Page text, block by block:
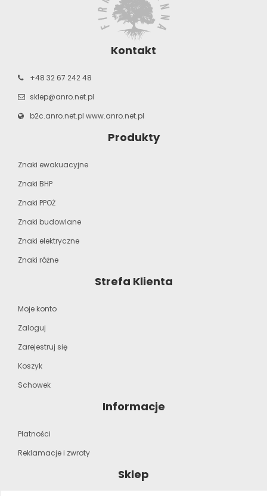
Kontakt
+48 32 67 242 48
sklep@anro.net.pl
b2c.anro.net.pl www.anro.net.pl
Produkty
Znaki ewakuacyjne
Znaki BHP
Znaki PPOŻ
Znaki budowlane
Znaki elektryczne
Znaki różne
Strefa Klienta
Moje konto
Zaloguj
Zarejestruj się
Koszyk
Schowek
Informacje
Płatności
Reklamacje i zwroty
Sklep